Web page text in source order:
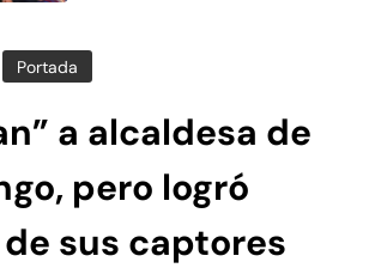
Portada
a alcaldesa de
pero logró
sus captores